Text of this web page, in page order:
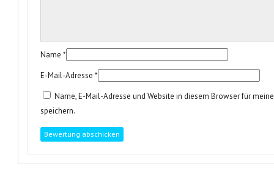
Name *
E-Mail-Adresse *
Name, E-Mail-Adresse und Website in diesem Browser für
speichern.